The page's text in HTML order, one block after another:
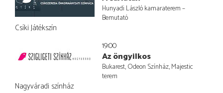
Hunyadi László kamaraterem –
Bemutató
Csíki Játékszín
19:00
Az öngyilkos
Bukarest, Odeon Színház, Majestic
terem
Nagyváradi színház